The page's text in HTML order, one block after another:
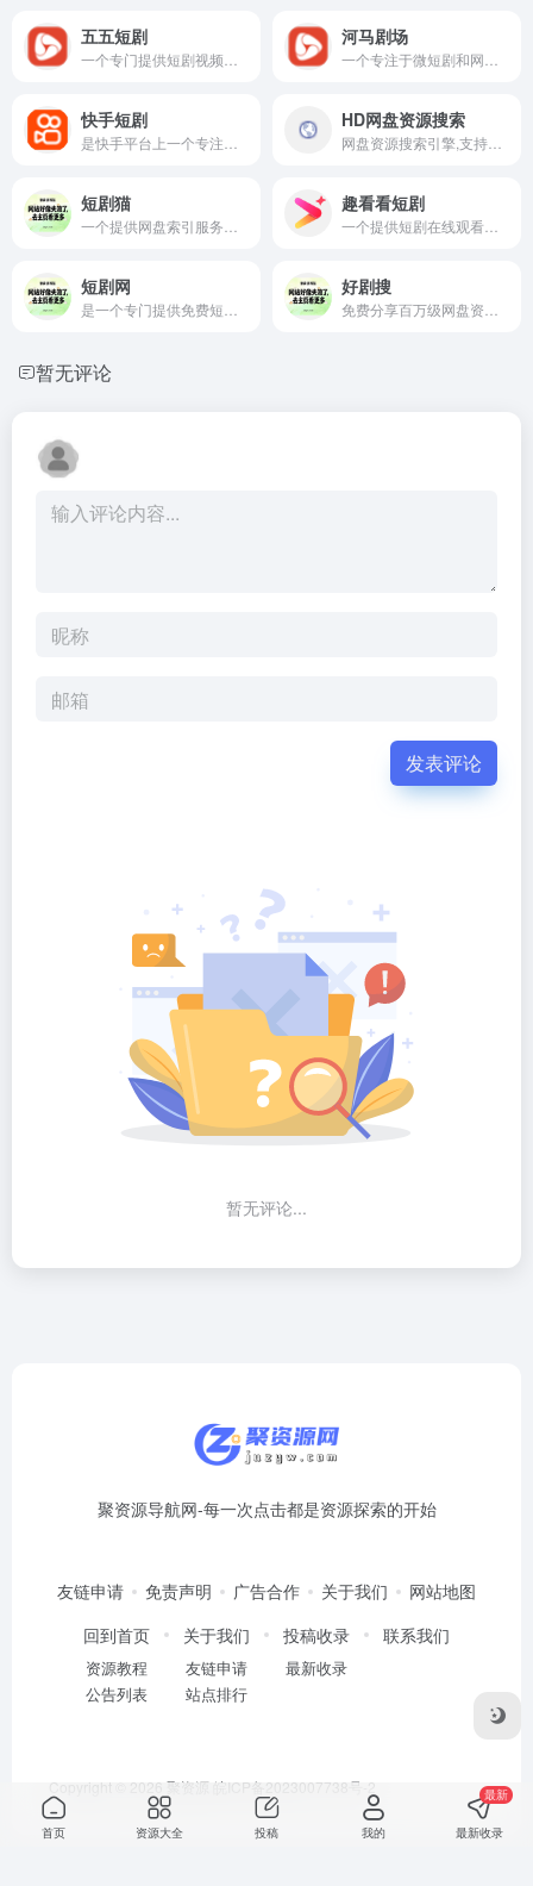
五五短剧 河马剧场
快手短剧 HD网盘资源搜索
短剧猫 趣看看短剧
短剧网 好剧搜
暂无评论
发表评论
暂无评论...
聚资源导航网-每一次点击都是资源探索的开始
友链申请 免责声明 广告合作 关于我们
网站地图
回到首页
资源教程
公告列表
关于我们
友链申请
站点排行
投稿收录
最新收录
联系我们
Copyright © 2026 聚资源 皖ICP备2023007738号-2
首页 资源大全 投稿 我的 最新收录
最新